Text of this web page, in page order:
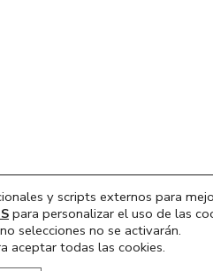
y scripts externos para
para personalizar el uso de las
selecciones no se activarán.
aceptar todas las cookies.
podemos ayudarte?